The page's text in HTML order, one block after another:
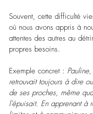
Souvent, cette difficulté
où nous avons appris à
attentes des autres au
propres besoins.
Exemple concret :
retrouvait toujours à dire
de ses proches, même
l’épuisait. En apprenant à